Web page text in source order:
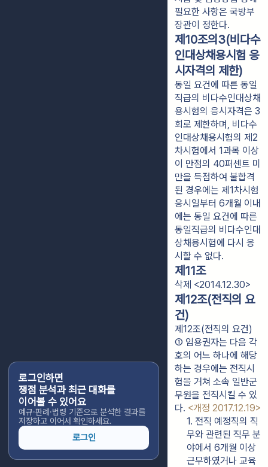
로그인하면
쟁점 분석과 최근 대화를
이어볼 수 있어요
예규·판례·법령 기준으로 분석한 결과를
저장하고 이어서 확인하세요.
로그인
필요한 사항은 국방부
장관이 정한다.
제10조의3(비다수
인대상채용시험 응
시자격의 제한)
동일 요건에 따른 동일
직급의 비다수인대상채
용시험의 응시자격은 3
회로 제한하며, 비다수
인대상채용시험의 제2
차시험에서 1과목 이상
이 만점의 40퍼센트 미
만을 득점하여 불합격
된 경우에는 제1차시험
응시일부터 6개월 이내
에는 동일 요건에 따른
동일직급의 비다수인대
상채용시험에 다시 응
시할 수 없다.
제11조
삭제 <2014.12.30>
제12조(전직의 요
건)
제12조(전직의 요건)
① 임용권자는 다음 각
호의 어느 하나에 해당
하는 경우에는 전직시
험을 거쳐 소속 일반군
무원을 전직시킬 수 있
다. <개정 2017.12.19>
1. 전직 예정직의 직
무와 관련된 직무 분
야에서 6개월 이상
근무하였거나 교육